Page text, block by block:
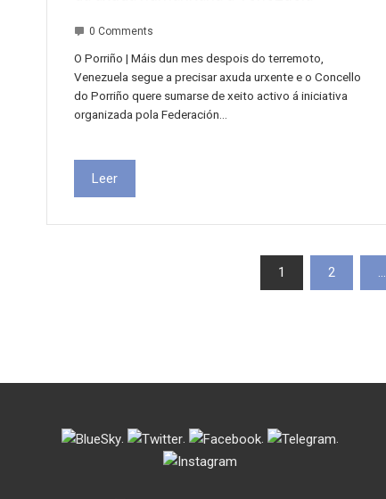
0 Comments
O Porriño | Máis dun mes despois do terremoto,
Venezuela segue a precisar axuda urxente e o Concello
do Porriño quere sumarse de xeito activo á iniciativa
organizada pola Federación…
Leer
1 2 …
. . . .